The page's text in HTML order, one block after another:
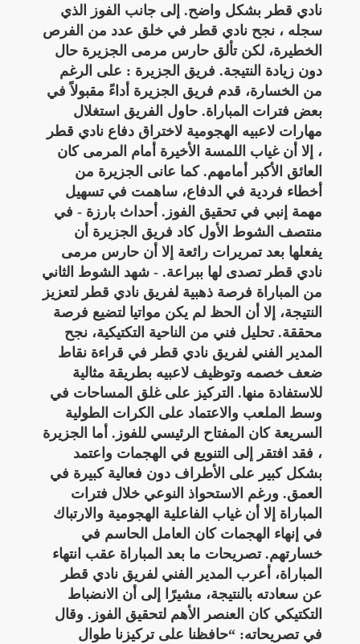
نادي قطر بشكل واضح. إلى جانب الفوز الذي
سجله ، نجح نادي قطر في خلق عدد من الفرص
الخطيرة، لكن تألق حارس مرمى الجزيرة حال
دون زيادة النتيجة. فريق الجزيرة : على الرغم
من الخسارة، قدم فريق الجزيرة أداءً مقبولاً في
بعض فترات المباراة. حاول الفريق استغلال
مهارات لاعبيه الهجومية لاختراق دفاع نادي قطر
، إلا أن غياب اللمسة الأخيرة أمام المرمى كان
العائق الأكبر أمامهم. كما عانى الجزيرة من
أخطاء فردية في الدفاع، ساهمت في تسهيل
مهمة إنبي في تحقيق الفوز. أحداث بارزة - في
منتصف الشوط الأول كاد فريق الجزيرة أن
يفعلها بعد تمريرات رائعة إلا أن حارس مرمى
نادي قطر تصدى لها ببراعة. - شهد الشوط الثاني
من المباراة فرصة ذهبية لفريق نادي قطر لتعزيز
النتيجة، إلا أن الحظ لم يكن مواتيا لتضيع فرصة
محققة. تحليل فني من الناحية التكتيكية، نجح
المدير الفني لفريق نادي قطر في قراءة نقاط
ضعف خصمه وتوظيف لاعبيه بطريقة مثالية
للاستفادة منها. التركيز على غلق المساحات في
وسط الملعب والاعتماد على الكرات الطولية
السريعة كان المفتاح الرئيسي للفوز. أما الجزيرة
، فقد افتقر إلى التنويع في الهجمات واعتمد
بشكل كبير على الأطراف دون فعالية كبيرة في
العمق. ورغم الاستحواذ النوعي خلال فترات
المباراة إلا أن غياب الفاعلية الهجومية والارتباك
في إنهاء الهجمات كان العامل الحاسم في
خسارتهم. تصريحات ما بعد المباراة عقب انتهاء
المباراة، أعرب المدير الفني لفريق نادي قطر
عن سعادته بالنتيجة، مشيرًا إلى أن الانضباط
التكتيكي كان العنصر الأهم لتحقيق الفوز. وقال
في تصريحاته: “حافظنا على تركيزنا طوال